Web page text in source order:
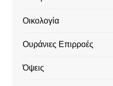
Οικολογία
Ουράνιες Επιρροές
Όψεις